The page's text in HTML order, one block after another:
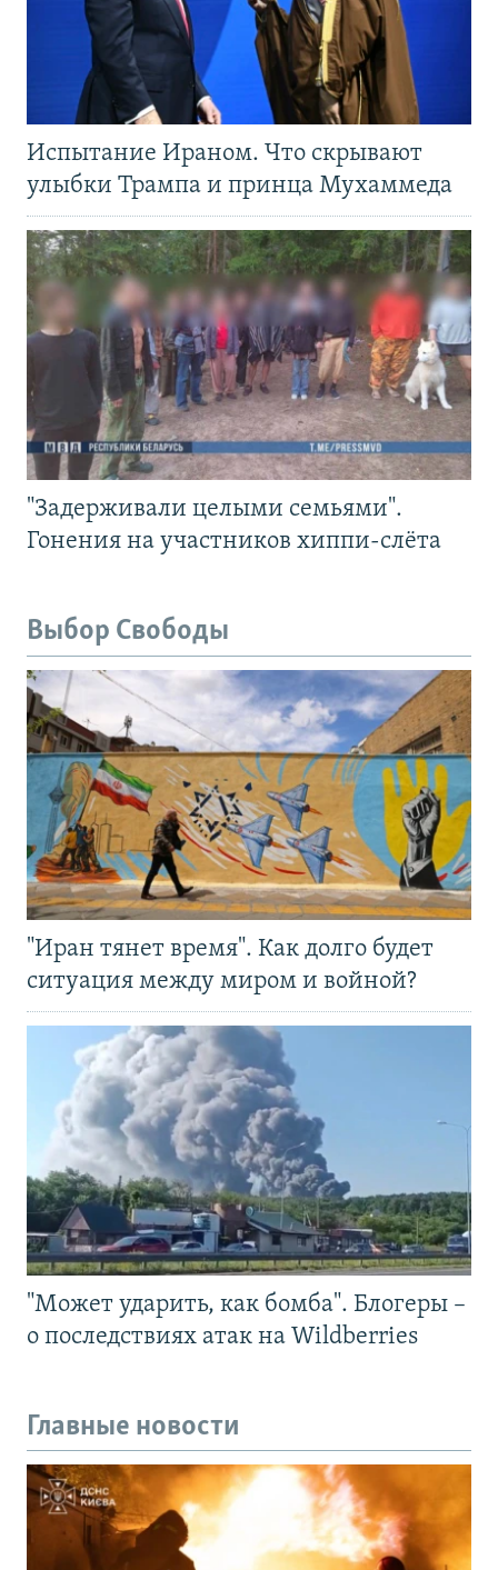
Испытание Ираном. Что скрывают
улыбки Трампа и принца Мухаммеда
"Задерживали целыми семьями".
Гонения на участников хиппи-слёта
Выбор Свободы
"Иран тянет время". Как долго будет
ситуация между миром и войной?
"Может ударить, как бомба". Блогеры –
о последствиях атак на Wildberries
Главные новости